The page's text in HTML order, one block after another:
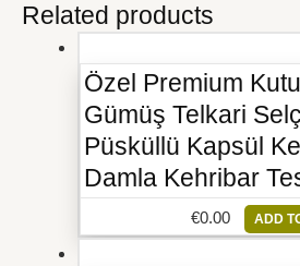
Related products
Özel Premium
Gümüş Telkari
Püsküllü Kapsül
Damla Kehribar
€0.00 ADD